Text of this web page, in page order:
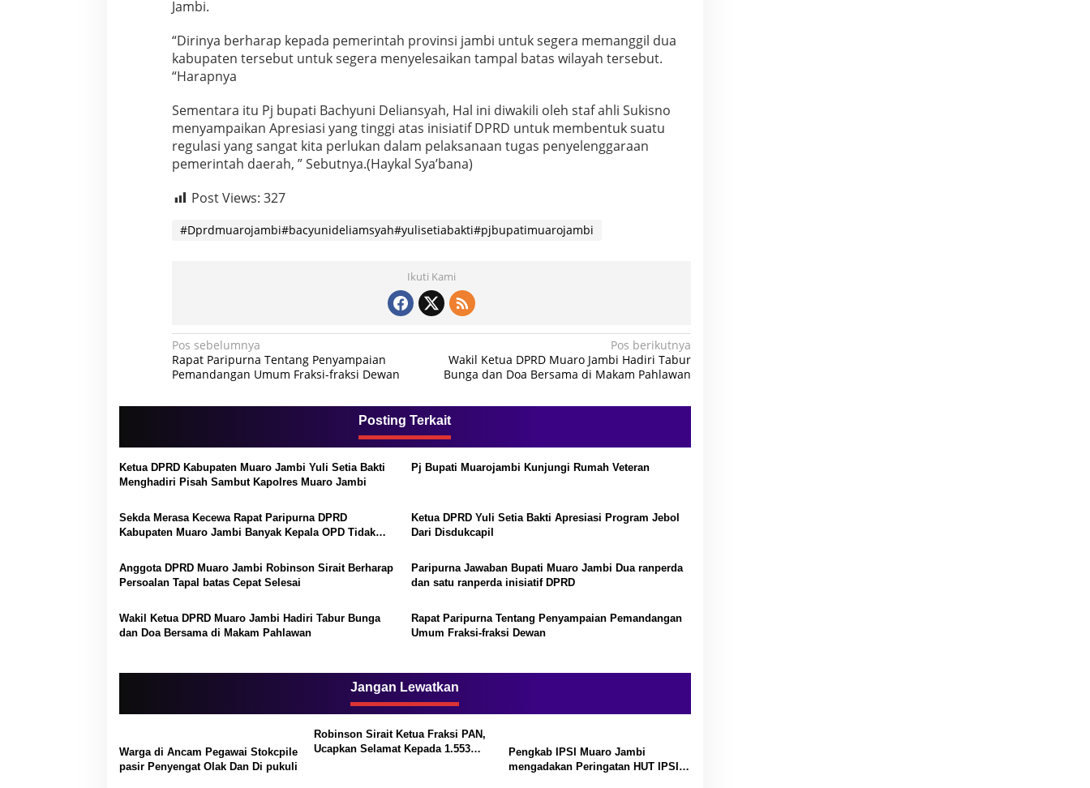
Jambi.
“Dirinya berharap kepada pemerintah provinsi jambi untuk segera memanggil dua
kabupaten tersebut untuk segera menyelesaikan tampal batas wilayah tersebut.
“Harapnya
Sementara itu Pj bupati Bachyuni Deliansyah, Hal ini diwakili oleh staf ahli Sukisno
menyampaikan Apresiasi yang tinggi atas inisiatif DPRD untuk membentuk suatu
regulasi yang sangat kita perlukan dalam pelaksanaan tugas penyelenggaraan
pemerintah daerah, ” Sebutnya.(Haykal Sya’bana)
Post Views: 327
#Dprdmuarojambi#bacyunideliamsyah#yulisetiabakti#pjbupatimuarojambi
Ikuti Kami
N
a
a
s
p
s
Pos sebelumnya
Rapat Paripurna Tentang Penyampaian
Pemandangan Umum Fraksi-fraksi Dewan
Pos berikutnya
Wakil Ketua DPRD Muaro Jambi Hadiri Tabur
Bunga dan Doa Bersama di Makam Pahlawan
Posting Terkait
Ketua DPRD Kabupaten Muaro Jambi Yuli Setia Bakti
Menghadiri Pisah Sambut Kapolres Muaro Jambi
Pj Bupati Muarojambi Kunjungi Rumah Veteran
Sekda Merasa Kecewa Rapat Paripurna DPRD
Kabupaten Muaro Jambi Banyak Kepala OPD Tidak
Ketua DPRD Yuli Setia Bakti Apresiasi Program Jebol
Dari Disdukcapil
Anggota DPRD Muaro Jambi Robinson Sirait Berharap
Persoalan Tapal batas Cepat Selesai
Paripurna Jawaban Bupati Muaro Jambi Dua ranperda
dan satu ranperda inisiatif DPRD
Wakil Ketua DPRD Muaro Jambi Hadiri Tabur Bunga
dan Doa Bersama di Makam Pahlawan
Rapat Paripurna Tentang Penyampaian Pemandangan
Umum Fraksi-fraksi Dewan
Jangan Lewatkan
Warga di Ancam Pegawai Stokcpile
pasir Penyengat Olak Dan Di pukuli
Robinson Sirait Ketua Fraksi PAN,
Ucapkan Selamat Kepada 1.553
Pengkab IPSI Muaro Jambi
mengadakan Peringatan HUT IPSI